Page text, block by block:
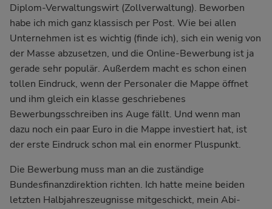
Diplom-Verwaltungswirt (Zollverwaltung). Beworben
habe ich mich ganz klassisch per Post. Wie bei allen
Unternehmen ist es wichtig (finde ich), sich ein wenig von
der Masse abzusetzen, und die Online-Bewerbung ist ja
gerade sehr populär. Außerdem macht es schon einen
tollen Eindruck, wenn der Personaler die Mappe öffnet
und ihm gleich ein klasse geschriebenes
Bewerbungsschreiben ins Auge fällt. Und wenn man
dazu noch ein paar Euro in die Mappe investiert hat, ist
der erste Eindruck schon mal ein enormer Pluspunkt.
Die Bewerbung muss man an die zuständige
Bundesfinanzdirektion richten. Ich hatte meine beiden
letzten Halbjahreszeugnisse mitgeschickt, mein Abi-